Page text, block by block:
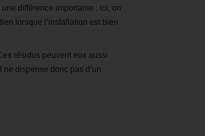
une différence importante : ici, on
lorsque l’installation est bien
résidus peuvent eux aussi
dispense donc pas d’un